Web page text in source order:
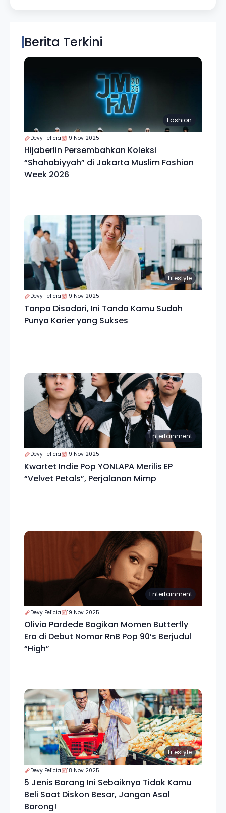
Berita Terkini
Fashion
Devy Felicia 19 Nov 2025
Hijaberlin Persembahkan Koleksi
“Shahabiyyah” di Jakarta Muslim Fashion
Week 2026
Lifestyle
Devy Felicia 19 Nov 2025
Tanpa Disadari, Ini Tanda Kamu Sudah
Punya Karier yang Sukses
Entertainment
Devy Felicia 19 Nov 2025
Kwartet Indie Pop YONLAPA Merilis EP
“Velvet Petals”, Perjalanan Mimp
Entertainment
Devy Felicia 19 Nov 2025
Olivia Pardede Bagikan Momen Butterfly
Era di Debut Nomor RnB Pop 90’s Berjudul
“High”
Lifestyle
Devy Felicia 18 Nov 2025
5 Jenis Barang Ini Sebaiknya Tidak Kamu
Beli Saat Diskon Besar, Jangan Asal
Borong!